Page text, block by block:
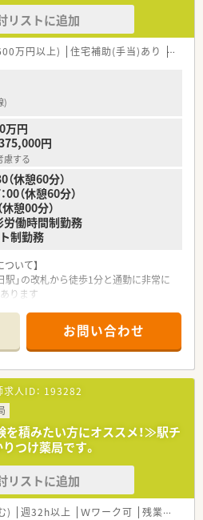
く、近隣には商業施設もあるため仕事帰
。
ます。
体制が整っており、薬剤師が専門業務に
す。
メージ】
や専門研修があり、専門性を高めてスキ
です。
のステップアップだけでなく、本社部門
ます。
身のキャリアについて相談し、将来の
可能です。
リストに追加
万円以上) 住宅補助(手当)あり シフ
)
万円
円
慮する
（休憩60分）
（休憩60分）
憩00分）
働時間制勤務
制勤務
いて】
」の改札から徒歩1分と通勤に非常に
ります
200名の在宅患者様（施設・居宅が半々）
業務がメインで1日に7名～10名程度の
ていただきます。
ミナルケアや看取りにも対応し、麻薬
在宅医療を担います
であり、調剤業務の半分以上が錠剤の
剤の取り扱いが多くなります
ます】
会や薬局内勉強会、学会参加などを通
お問い合わせ
人ID： 193282
を積みたい方にオススメ！≫駅チ
つけ薬局です。
リストに追加
) 週32h以上 Ｗワーク可 残業なし(ほぼなし含む)